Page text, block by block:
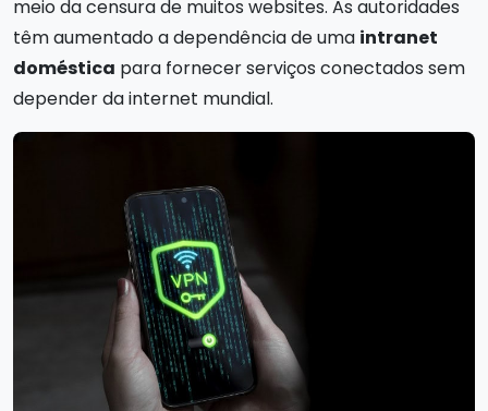
meio da censura de muitos websites. As autoridades
têm aumentado a dependência de uma intranet
doméstica para fornecer serviços conectados sem
depender da internet mundial.